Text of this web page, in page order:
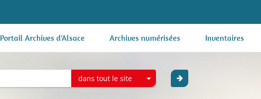
Portail Archives d'Alsace Archives numérisées Inventaires
dans tout le site